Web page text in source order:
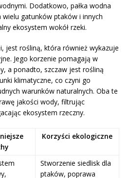
Dodatkowo, pałka wodna
gatunków ptaków i innych
ekosystem wokół rzeki.
jest rośliną, która również wykazuje
Jego korzenie pomagają w
a ponadto, szczaw jest rośliną
klimatyczne, co czyni go
warunków naturalnych. Oba te
jakości wody, filtrując
ekosystem rzeczny.
Korzyści ekologiczne
Stworzenie siedlisk dla
ptaków, poprawa